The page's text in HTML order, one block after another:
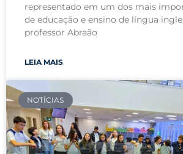
representado em um dos mais
de educação e ensino de língua
professor Abraão
LEIA MAIS
NOTÍCIAS